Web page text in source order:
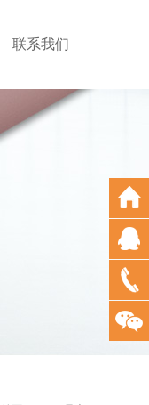
联系我们